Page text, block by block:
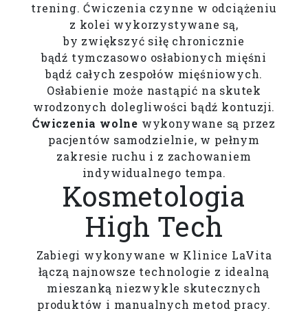
trening. Ćwiczenia czynne w odciążeniu
z kolei wykorzystywane są,
by zwiększyć siłę chronicznie
bądź tymczasowo osłabionych mięśni
bądź całych zespołów mięśniowych.
Osłabienie może nastąpić na skutek
wrodzonych dolegliwości bądź kontuzji.
Ćwiczenia wolne wykonywane są przez
pacjentów samodzielnie, w pełnym
zakresie ruchu i z zachowaniem
indywidualnego tempa.
Kosmetologia
High Tech
Zabiegi wykonywane w Klinice LaVita
łączą najnowsze technologie z idealną
mieszanką niezwykle skutecznych
produktów i manualnych metod pracy.